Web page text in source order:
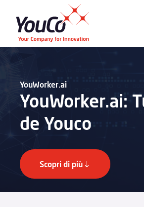
YouWorker.ai:
de Youco
YouWorker.ai
Scopri di più